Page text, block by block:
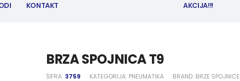
KONTAKT AKCIJA!!!
BRZA SPOJNICA T9
ŠIFRA: 3759 KATEGORIJA: PNEUMATIKA BRAND: BRZE SPOJNICE